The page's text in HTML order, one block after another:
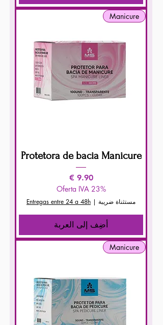
Manicure
Protetora de bacia Manicure
السعر‏9.90 €
Oferta IVA 23%
مستثناة ضريبة |
Entregas entre 24 a 48h
أضِف إلى العربة
Manicure